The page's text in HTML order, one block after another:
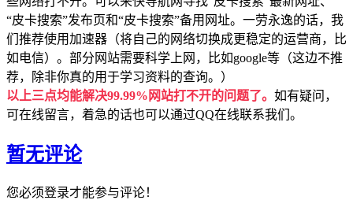
“皮卡搜索”发布页和“皮卡搜索”备用网址。一劳永逸的话，我
们推荐使用加速器（将自己的网络切换成更稳定的运营商，比
如电信）。部分网站需要科学上网，比如google等（这边不推
荐，除非你真的用于学习资料的查询。）
以上三点均能解决99.99%网站打不开的问题了。 如有疑问，
可在线留言，着急的话也可以通过QQ在线联系我们。
暂无评论
您必须登录才能参与评论！